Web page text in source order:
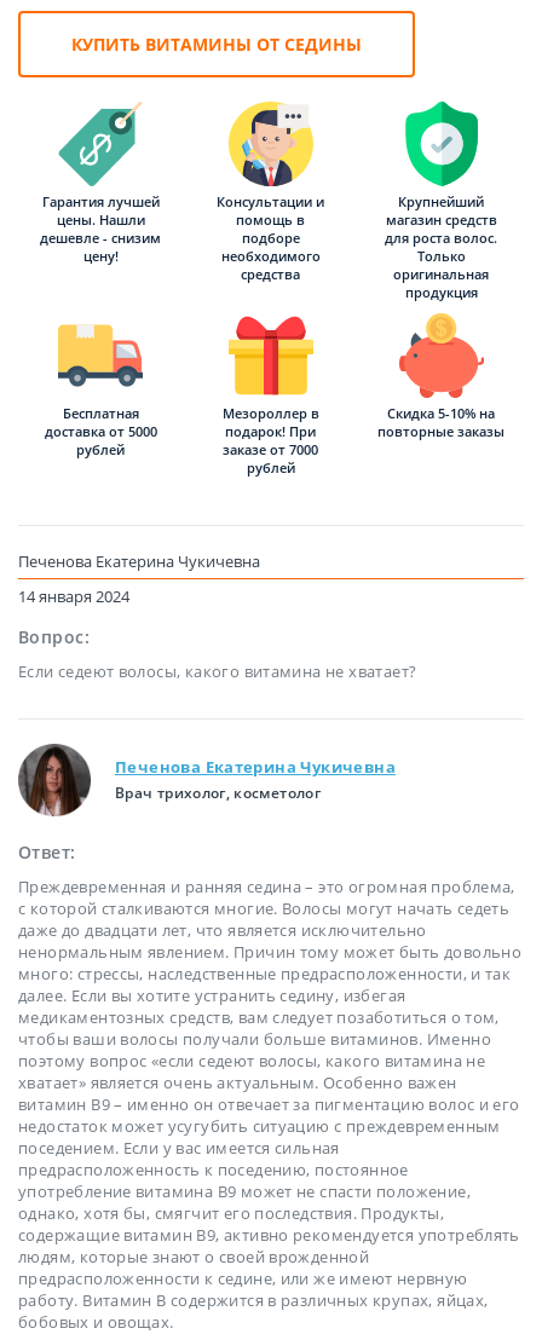
КУПИТЬ ВИТАМИНЫ ОТ СЕДИНЫ
Гарантия лучшей
цены. Нашли
дешевле - снизим
цену!
Консультации и
помощь в
подборе
необходимого
средства
Крупнейший
магазин средств
для роста волос.
Только
оригинальная
продукция
Бесплатная
доставка от 5000
рублей
Мезороллер в
подарок! При
заказе от 7000
рублей
Скидка 5-10% на
повторные заказы
Печенова Екатерина Чукичевна
14 января 2024
Вопрос:
Если седеют волосы, какого витамина не хватает?
Печенова Екатерина Чукичевна
Врач трихолог, косметолог
Ответ:
Преждевременная и ранняя седина – это огромная проблема,
с которой сталкиваются многие. Волосы могут начать седеть
даже до двадцати лет, что является исключительно
ненормальным явлением. Причин тому может быть довольно
много: стрессы, наследственные предрасположенности, и так
далее. Если вы хотите устранить седину, избегая
медикаментозных средств, вам следует позаботиться о том,
чтобы ваши волосы получали больше витаминов. Именно
поэтому вопрос «если седеют волосы, какого витамина не
хватает» является очень актуальным. Особенно важен
витамин В9 – именно он отвечает за пигментацию волос и его
недостаток может усугубить ситуацию с преждевременным
поседением. Если у вас имеется сильная
предрасположенность к поседению, постоянное
употребление витамина В9 может не спасти положение,
однако, хотя бы, смягчит его последствия. Продукты,
содержащие витамин В9, активно рекомендуется употреблять
людям, которые знают о своей врожденной
предрасположенности к седине, или же имеют нервную
работу. Витамин В содержится в различных крупах, яйцах,
бобовых и овощах.